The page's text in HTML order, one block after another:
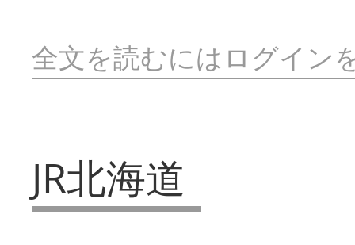
全文を読むにはログイン
JR北海道